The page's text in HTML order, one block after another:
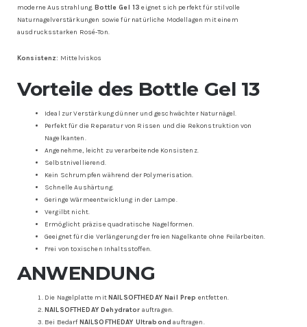
moderne Ausstrahlung.Bottle Gel 13 eignet sich perfekt für stilvolle
Naturnagelverstärkungen sowie für natürliche Modellagen mit einem
ausdrucksstarken Rosé-Ton.
Konsistenz: Mittelviskos
Vorteile des Bottle Gel 13
Ideal zur Verstärkung dünner und geschwächter Naturnägel.
Perfekt für die Reparatur von Rissen und die Rekonstruktion von
Nagelkanten.
Angenehme, leicht zu verarbeitende Konsistenz.
Selbstnivellierend.
Kein Schrumpfen während der Polymerisation.
Schnelle Aushärtung.
Geringe Wärmeentwicklung in der Lampe.
Vergilbt nicht.
Ermöglicht präzise quadratische Nagelformen.
Geeignet für die Verlängerung der freien Nagelkante ohne Feilarbeiten.
Frei von toxischen Inhaltsstoffen.
ANWENDUNG
Die Nagelplatte mitNAILSOFTHEDAY Nail Prep entfetten.
NAILSOFTHEDAY Dehydrator auftragen.
Bei BedarfNAILSOFTHEDAY Ultrabond auftragen.